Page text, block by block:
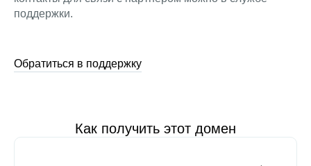
поддержки.
Обратиться в поддержку
Как получить этот домен